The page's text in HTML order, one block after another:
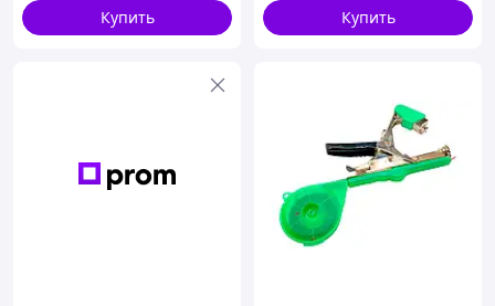
Купить Купить